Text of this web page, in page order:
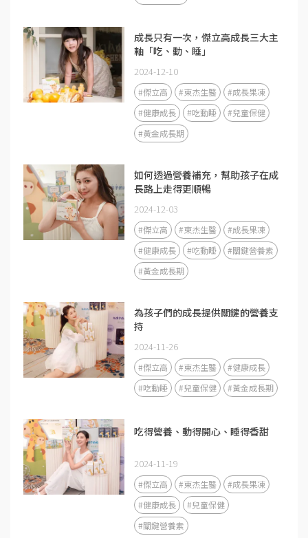
成長只有一次，傑立高成長三大主
軸「吃、動、睡」
2024-12-10
#傑立高 #東杰生醫
#成長果凍
#健康成長
#吃動睡
#兒童保健
#黃金成長期
如何透過營養補充，幫助孩子在成
長路上走得更順暢
2024-12-03
#傑立高 #東杰生醫
#成長果凍
#健康成長
#吃動睡
#關鍵營養素
#黃金成長期
為孩子們的成長提供關鍵的營養支
持
2024-11-26
#傑立高 #東杰生醫
#健康成長
#吃動睡
#兒童保健 #黃金成長期
吃得營養、動得開心、睡得香甜
2024-11-19
#傑立高 #東杰生醫
#成長果凍
#健康成長
#兒童保健
#關鍵營養素